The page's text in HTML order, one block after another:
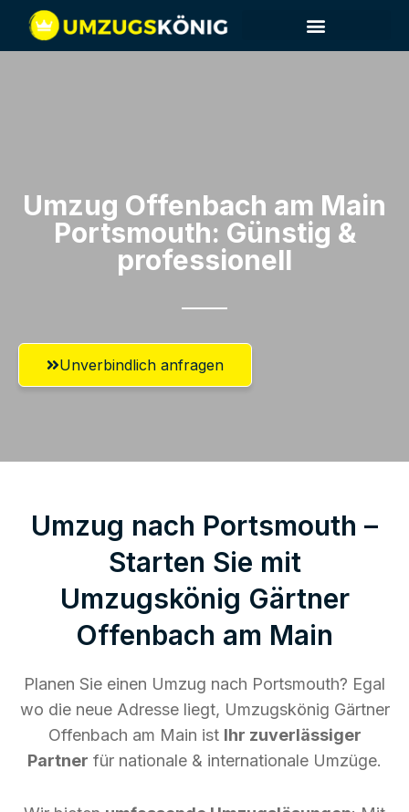
Umzug Offenbach am Main​
Portsmouth: Günstig &
professionell​
Unverbindlich anfragen
Umzug nach Portsmouth –
Starten Sie mit
Umzugskönig Gärtner
Offenbach am Main
Planen Sie einen Umzug nach Portsmouth? Egal
wo die neue Adresse liegt, Umzugskönig Gärtner
Offenbach am Main ist Ihr zuverlässiger
Partner für nationale & internationale Umzüge.